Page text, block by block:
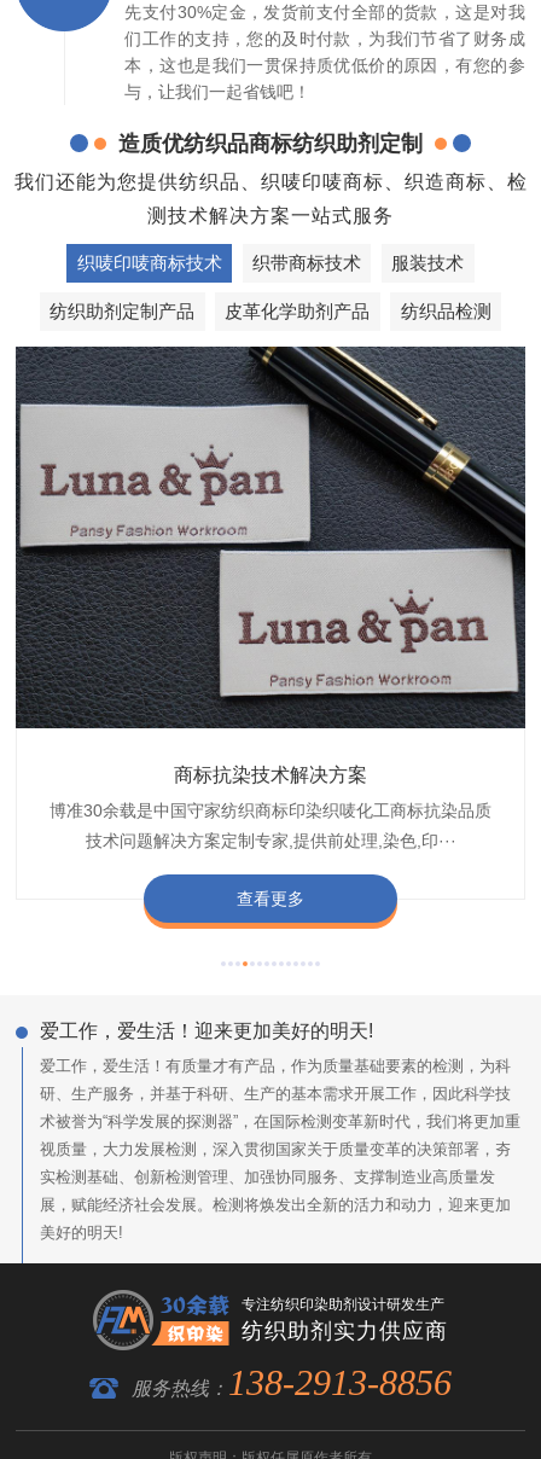
先支付30%定金，发货前支付全部的货款，这是对我
们工作的支持，您的及时付款，为我们节省了财务成
本，这也是我们一贯保持质优低价的原因，有您的参
与，让我们一起省钱吧！
造质优纺织品商标纺织助剂定制
我们还能为您提供纺织品、织唛印唛商标、织造商标、检
测技术解决方案一站式服务
织唛印唛商标技术 织带商标技术 服装技术
纺织助剂定制产品 皮革化学助剂产品 纺织品检测
商标抗染技术解决方案
博准30余载是中国守家纺织商标印染织唛化工商标抗染品质
技术问题解决方案定制专家,提供前处理,染色,印···
查看更多
织带商标缩水技术解决方案
博准是一家专注30余载设计研发织唛印唛商标、织带织带商
标缩水品质技术问题解决方案一站式服务提供商,匠···
查看更多
服装色差技术解决方案
博准30余载专注提供纺织品印唛、织唛织造服装色差品质问
题技术解决方案一站式服务商,以其精湛的技术,科···
查看更多
纺织品商标固色剂
博准经营多年是行业专业纺织品商标固色助剂,TJ-A622,TJ-
A622,FSD,FSE商标固色剂加···
查看更多
皮革湿摩擦增进剂
博准长期致力于皮革商标湿摩擦增进助剂TJ-A6588,湿摩擦
增进剂加工定制服务技术研究与应用,凭借丰···
查看更多
爱工作，爱生活！迎来更加美好的明天!
爱工作，爱生活！有质量才有产品，作为质量基础要素的检测，为科
研、生产服务，并基于科研、生产的基本需求开展工作，因此科学技
术被誉为“科学发展的探测器”，在国际检测变革新时代，我们将更加重
视质量，大力发展检测，深入贯彻国家关于质量变革的决策部署，夯
实检测基础、创新检测管理、加强协同服务、支撑制造业高质量发
展，赋能经济社会发展。检测将焕发出全新的活力和动力，迎来更加
美好的明天!
专注纺织印染助剂设计研发生产
纺织助剂实力供应商
服务热线： 138-2913-8856